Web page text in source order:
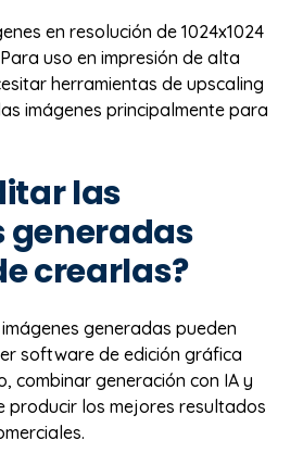
en resolución de 1024x1024
uso en impresión de alta
herramientas de upscaling
imágenes principalmente para
las
generadas
crearlas?
generadas pueden
software de edición gráfica
combinar generación con IA y
producir los mejores resultados